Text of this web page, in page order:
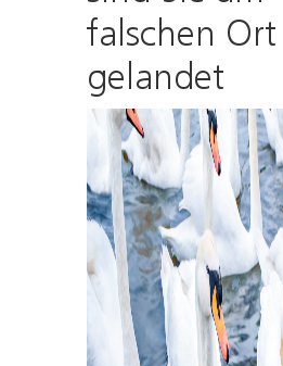
falschen Ort
gelandet